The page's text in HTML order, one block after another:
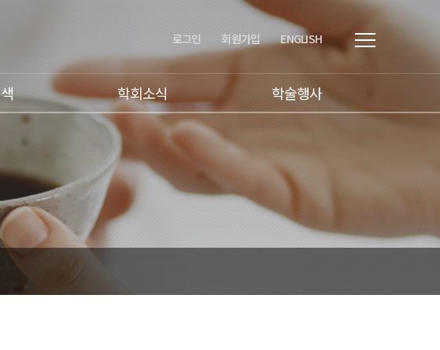
로그인 회원가입 ENGLISH
학회소식 학술행사